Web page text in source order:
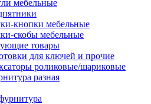
мебельные
кнопки мебельные
скобы мебельные
товары
для ключей и прочие
роликовые/шариковые
разная